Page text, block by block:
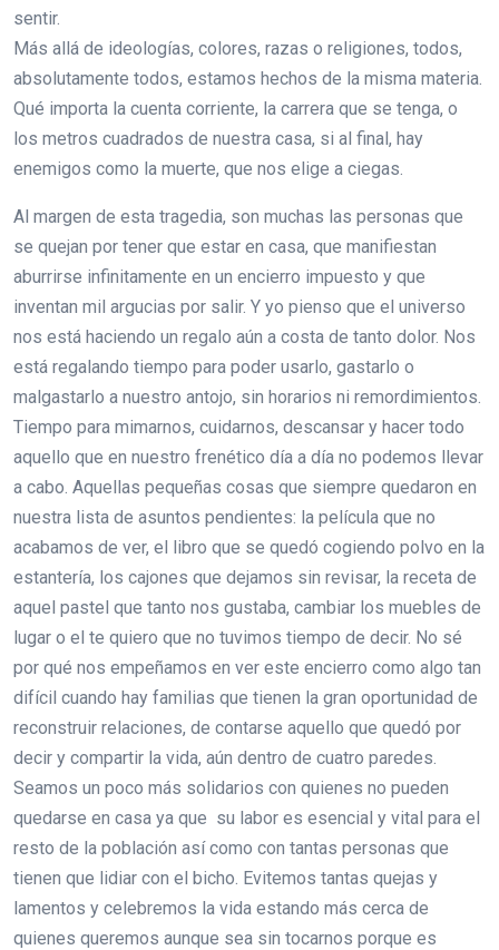
sentir.
Más allá de ideologías, colores, razas o religiones, todos,
absolutamente todos, estamos hechos de la misma materia.
Qué importa la cuenta corriente, la carrera que se tenga, o
los metros cuadrados de nuestra casa, si al final, hay
enemigos como la muerte, que nos elige a ciegas.
Al margen de esta tragedia, son muchas las personas que
se quejan por tener que estar en casa, que manifiestan
aburrirse infinitamente en un encierro impuesto y que
inventan mil argucias por salir. Y yo pienso que el universo
nos está haciendo un regalo aún a costa de tanto dolor. Nos
está regalando tiempo para poder usarlo, gastarlo o
malgastarlo a nuestro antojo, sin horarios ni remordimientos.
Tiempo para mimarnos, cuidarnos, descansar y hacer todo
aquello que en nuestro frenético día a día no podemos llevar
a cabo. Aquellas pequeñas cosas que siempre quedaron en
nuestra lista de asuntos pendientes: la película que no
acabamos de ver, el libro que se quedó cogiendo polvo en la
estantería, los cajones que dejamos sin revisar, la receta de
aquel pastel que tanto nos gustaba, cambiar los muebles de
lugar o el te quiero que no tuvimos tiempo de decir. No sé
por qué nos empeñamos en ver este encierro como algo tan
difícil cuando hay familias que tienen la gran oportunidad de
reconstruir relaciones, de contarse aquello que quedó por
decir y compartir la vida, aún dentro de cuatro paredes.
Seamos un poco más solidarios con quienes no pueden
quedarse en casa ya que su labor es esencial y vital para el
resto de la población así como con tantas personas que
tienen que lidiar con el bicho. Evitemos tantas quejas y
lamentos y celebremos la vida estando más cerca de
quienes queremos aunque sea sin tocarnos porque es